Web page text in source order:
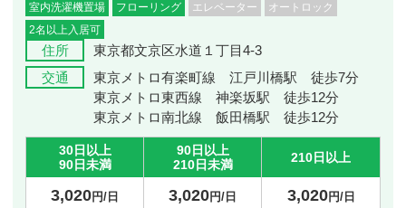
室内洗濯機置場 フローリング エレベーター
オートロック
2名以上入居可
住所
東京都文京区水道１丁目4-3
交通
東京メトロ有楽町線 江戸川橋駅 徒歩7分
東京メトロ東西線 神楽坂駅 徒歩12分
東京メトロ南北線 飯田橋駅 徒歩12分
30日以上
90日未満
90日以上
210日未満
210日以上
3,020円/日 3,020円/日 3,020円/日